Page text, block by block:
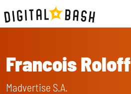
Francois Roloff
Madvertise S.A.